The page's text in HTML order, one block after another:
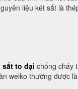
liệu két sắt là
sắt to đại chống cháy
welko thường được